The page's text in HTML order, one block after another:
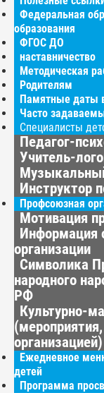
Федеральная
образования
ФГОС ДО
наставничество
Методическая
Родителям
Памятные даты
Часто
Специалисты
Педагог-
Учитель-
Инструктор
Профсоюзная
Мотивация
Информация
организации
Символика
народного
РФ
Культурно-
организацией)
Ежедневное
детей
Программа